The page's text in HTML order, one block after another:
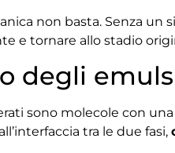
non basta. Senza
e tornare allo stadio
degli
sono molecole con una
tra le due fasi,